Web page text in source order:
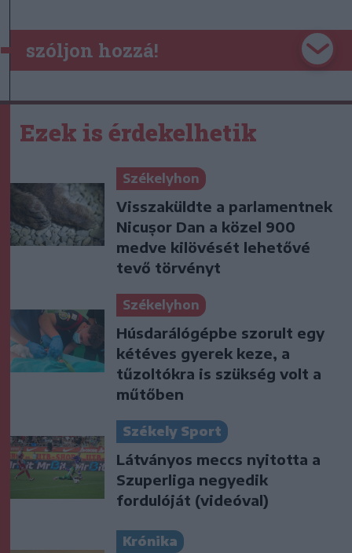
szóljon hozzá!
Ezek is érdekelhetik
Székelyhon
Visszaküldte a parlamentnek
Nicușor Dan a közel 900
medve kilövését lehetővé
tevő törvényt
Székelyhon
Húsdarálógépbe szorult egy
kétéves gyerek keze, a
tűzoltókra is szükség volt a
műtőben
Székely Sport
Látványos meccs nyitotta a
Szuperliga negyedik
fordulóját (videóval)
Krónika